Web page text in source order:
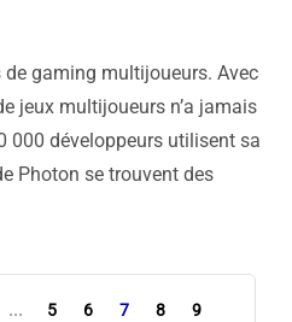
gaming multijoueurs. Avec
jeux multijoueurs n’a jamais
000 développeurs utilisent sa
Photon se trouvent des
... 5 6 7 8
9